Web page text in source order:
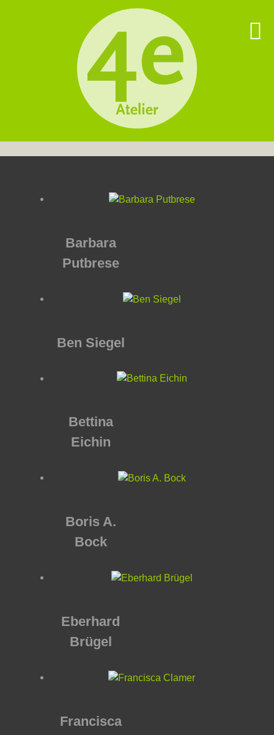
Barbara
Putbrese
Ben Siegel
Bettina
Eichin
Boris A.
Bock
Eberhard
Brügel
Francisca